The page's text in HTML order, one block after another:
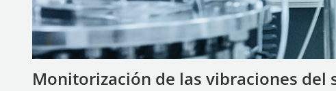
Monitorización de las vibraciones del